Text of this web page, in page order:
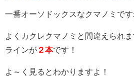
一番オーソドックスなクマノミです
よくカクレクマノミと間違えられ
ラインが ２本です！
よ～く見るとわかりますよ！